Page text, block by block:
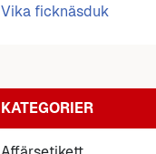
Vika ficknäsduk
KATEGORIER